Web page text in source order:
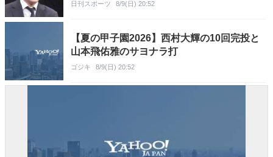
日刊スポーツ 8/9(日) 20:52
【夏の甲子園2026】西村大輝の10回完投と
山本飛佑雅のサヨナラ打
ゴジキ 8/9(日) 20:52